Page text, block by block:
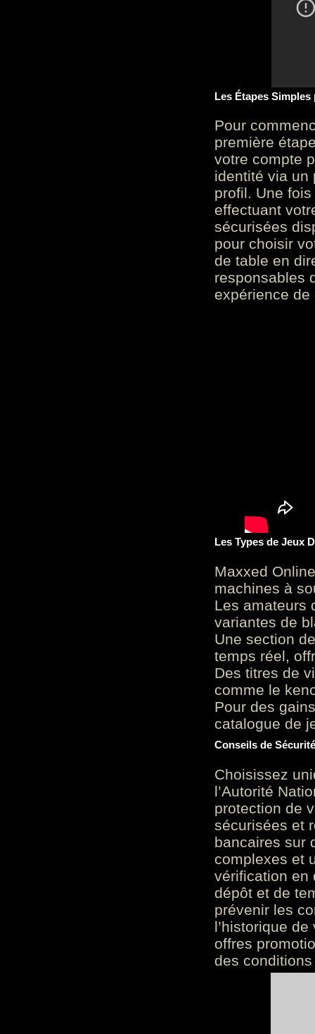
Les Étapes
Pour
première
votre compte
identité via un
profil. Une
effectuant
sécurisées
pour choisir
de table en
responsables
expérience
Les Types de Jeux
Maxxed
machines à
Les amateurs
variantes de
Une section
temps réel,
Des titres de
comme le
Pour des
catalogue de
Conseils de
Choisissez
l’Autorité
protection de
sécurisées et
bancaires sur
complexes et
vérification en
dépôt et de
prévenir les
l’historique
offres
des